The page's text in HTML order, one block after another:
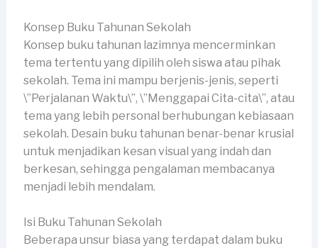
Konsep Buku Tahunan Sekolah
Konsep buku tahunan lazimnya mencerminkan
tema tertentu yang dipilih oleh siswa atau pihak
sekolah. Tema ini mampu berjenis-jenis, seperti
\”Perjalanan Waktu\”, \”Menggapai Cita-cita\”, atau
tema yang lebih personal berhubungan kebiasaan
sekolah. Desain buku tahunan benar-benar krusial
untuk menjadikan kesan visual yang indah dan
berkesan, sehingga pengalaman membacanya
menjadi lebih mendalam.
Isi Buku Tahunan Sekolah
Beberapa unsur biasa yang terdapat dalam buku